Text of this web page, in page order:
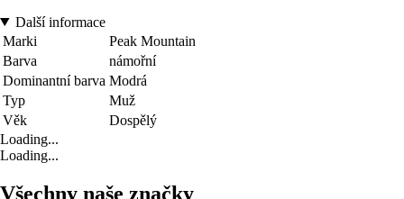
Další informace
Marki
Peak Mountain
Barva
námořní
Dominantní barva Modrá
Typ
Muž
Věk
Dospělý
Loading...
Loading...
Všechny naše značky